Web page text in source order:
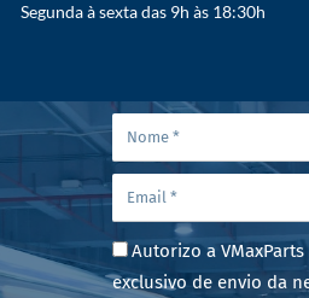
Segunda à sexta das 9h às 18:30h
Autorizo a
exclusivo de envio da